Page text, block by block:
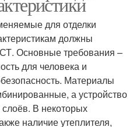
для отделки
должны
Основные требования –
для человека и
Материалы
а устройство
слоёв. В некоторых
наличие утеплителя,